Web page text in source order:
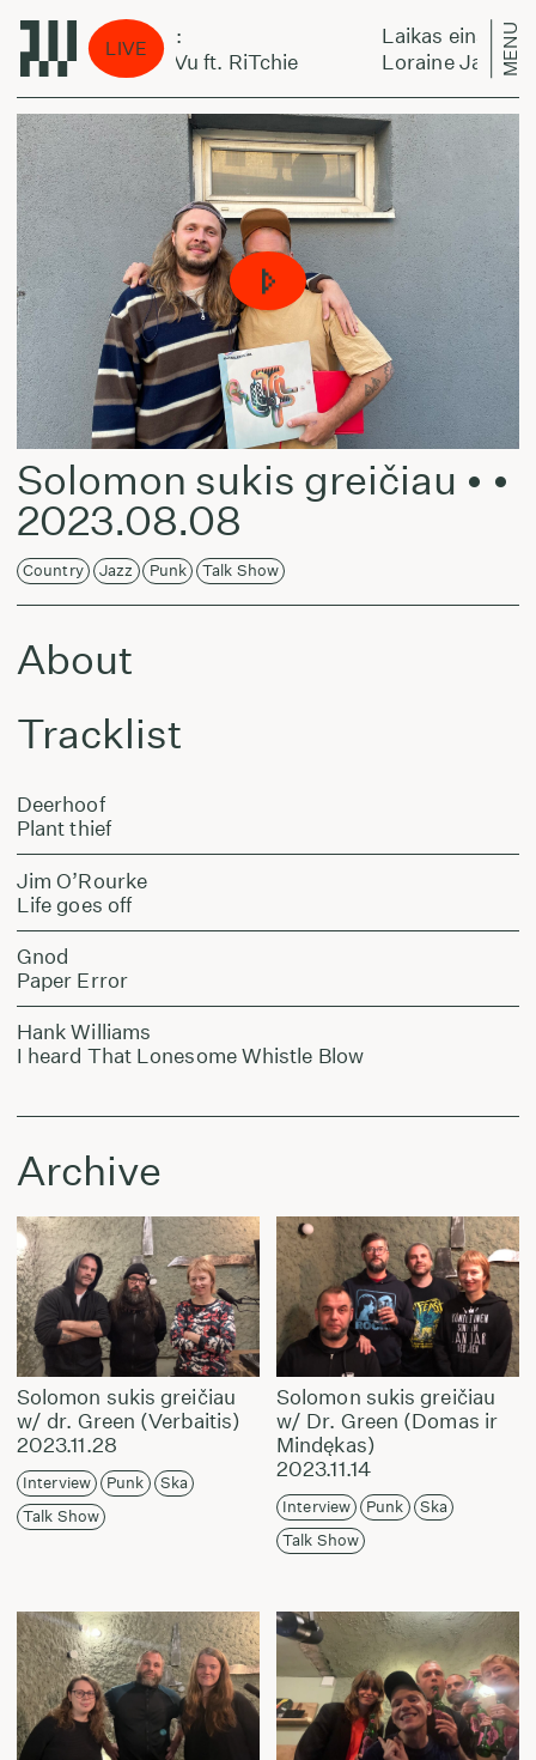
LIVE
eina per miestą:
James - Déjà Vu ft. RiTchie
Laikas eina per
Loraine James -
MENU
Solomon sukis greičiau • •
2023.08.08
Country Jazz Punk Talk Show
About
Tracklist
Deerhoof
Plant thief
Jim O’Rourke
Life goes off
Gnod
Paper Error
Hank Williams
I heard That Lonesome Whistle Blow
Archive
Solomon sukis greičiau
w/ dr. Green (Verbaitis)
2023.11.28
Interview Punk
Ska
Talk Show
Solomon sukis greičiau
w/ Dr. Green (Domas ir
Mindękas)
2023.11.14
Interview Punk
Ska
Talk Show